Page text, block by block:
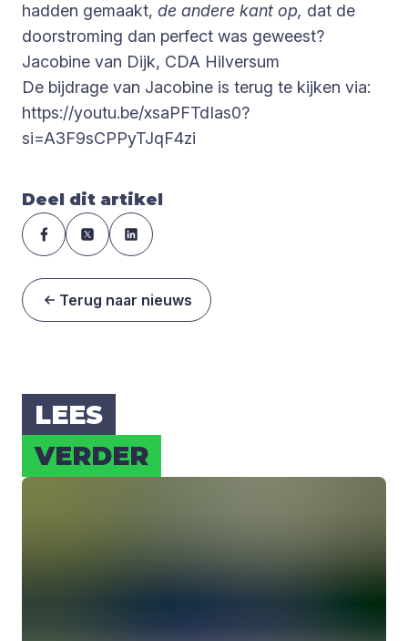
hadden gemaakt, de andere kant op, dat de
doorstroming dan perfect was geweest?
Jacobine van Dijk, CDA Hilversum
De bijdrage van Jacobine is terug te kijken via:
https://youtu.be/xsaPFTdIas0?
si=A3F9sCPPyTJqF4zi
Deel dit artikel
Terug naar nieuws
LEES
VER­DER